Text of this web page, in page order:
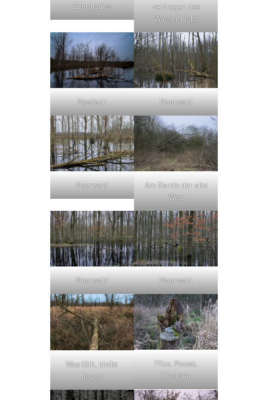
Everglades
vertragen das
Wasser nicht
Mystisch Moorwald
Moorwald
Am Rande der alte
Weg
Moorwald Moorwald
Was fällt, bleibt
liegen
Pilze, Moose,
Flechten